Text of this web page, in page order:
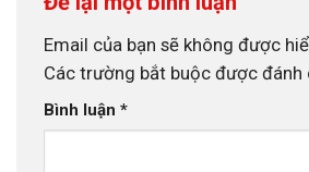
Email của bạn sẽ không được
Các trường bắt buộc được đánh
Bình luận *